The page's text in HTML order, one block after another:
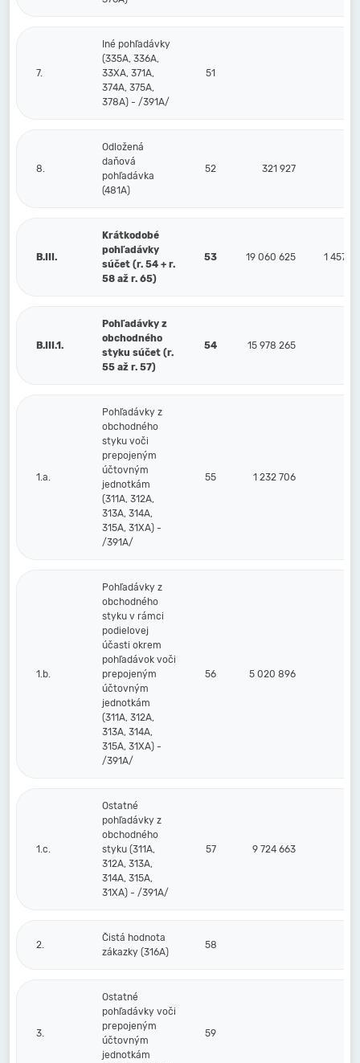
7.
Iné pohľadávky
(335A, 336A,
33XA, 371A,
374A, 375A,
378A) - /391A/
51
8.
Odložená
daňová
pohľadávka
(481A)
52 321 927
B.III.
Krátkodobé
pohľadávky
súčet (r. 54 + r.
58 až r. 65)
53 19 060 625 1 457
B.III.1.
Pohľadávky z
obchodného
styku súčet (r.
55 až r. 57)
54 15 978 265
1.a.
Pohľadávky z
obchodného
styku voči
prepojeným
účtovným
jednotkám
(311A, 312A,
313A, 314A,
315A, 31XA) -
/391A/
55 1 232 706
1.b.
Pohľadávky z
obchodného
styku v rámci
podielovej
účasti okrem
pohľadávok voči
prepojeným
účtovným
jednotkám
(311A, 312A,
313A, 314A,
315A, 31XA) -
/391A/
56 5 020 896
1.c.
Ostatné
pohľadávky z
obchodného
styku (311A,
312A, 313A,
314A, 315A,
31XA) - /391A/
57 9 724 663
2.
Čistá hodnota
zákazky (316A)
58
3.
Ostatné
pohľadávky voči
prepojeným
účtovným
jednotkám
59